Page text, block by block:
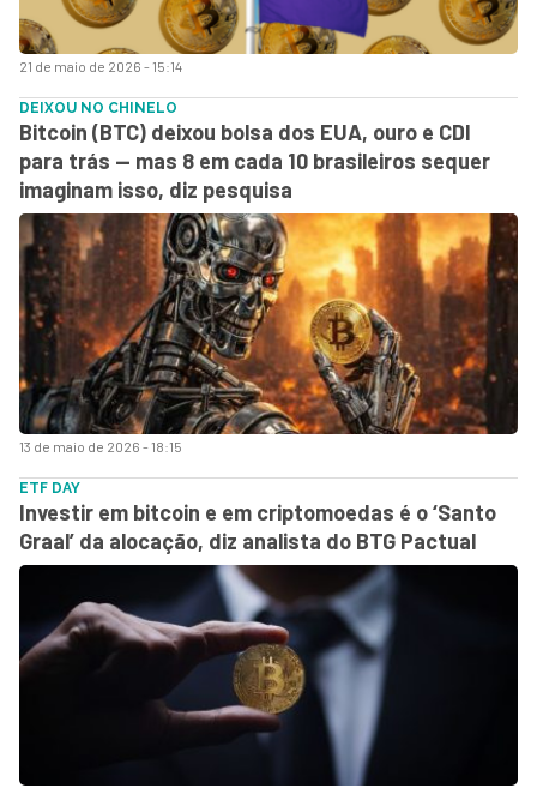
21 de maio de 2026 - 15:14
13 de maio de 2026 - 18:15
DEIXOU NO CHINELO
Bitcoin (BTC) deixou bolsa dos EUA, ouro e CDI
para trás — mas 8 em cada 10 brasileiros sequer
imaginam isso, diz pesquisa
ETF DAY
Investir em bitcoin e em criptomoedas é o ‘Santo
Graal’ da alocação, diz analista do BTG Pactual